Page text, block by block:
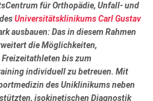
für Orthopädie, Unfall- und
Universitätsklinikums Carl Gustav
ausbauen: Das in diesem Rahmen
die Möglichkeiten,
bis zum
individuell zu betreuen. Mit
des Uniklinikums neben
isokinetischen Diagnostik